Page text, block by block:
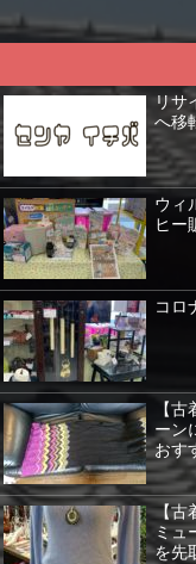
リサ
へ移
ウィ
ヒー
コロ
【
ーン
おす
【古
ミュ
を先